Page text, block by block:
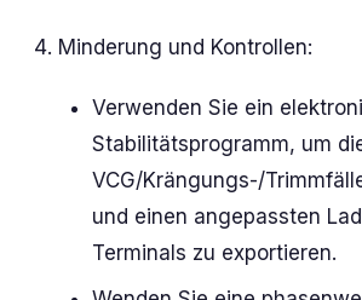
Minderung und Kontrollen:
Verwenden Sie ein
Stabilitätsprogramm, um
VCG/Krängungs-/
und einen angepassten
Terminals zu exportieren.